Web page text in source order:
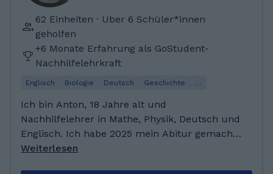
62 Einheiten · Uber 6 Schüler*innen
geholfen
+6 Monate Erfahrung als GoStudent-
Nachhilfelehrkraft
Englisch Biologie Deutsch Geschichte …
Ich bin Anton, 18 Jahre alt und
Nachhilfelehrer in Mathe, Physik, Deutsch und
Englisch. Ich habe 2025 mein Abitur gemacht
und bin daher noch recht vertraut mit den
Weiterlesen